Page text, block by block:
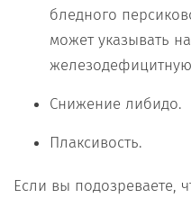
бледного
может указывать
Снижение либидо.
Плаксивость.
Если вы подозреваете,